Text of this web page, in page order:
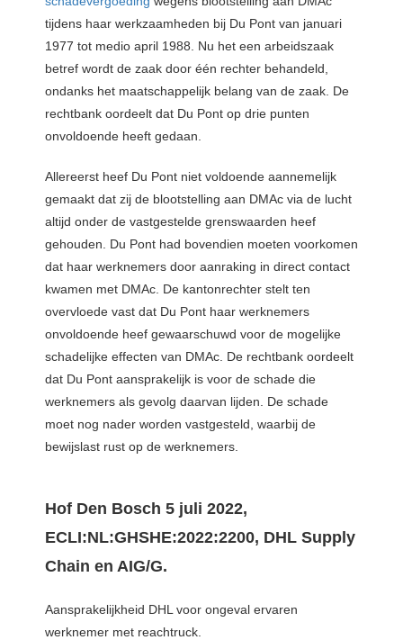
tijdens haar werkzaamheden bij Du Pont van januari
1977 tot medio april 1988. Nu het een arbeidszaak
betref wordt de zaak door één rechter behandeld,
ondanks het maatschappelijk belang van de zaak. De
rechtbank oordeelt dat Du Pont op drie punten
onvoldoende heeft gedaan.
Allereerst heef Du Pont niet voldoende aannemelijk
gemaakt dat zij de blootstelling aan DMAc via de lucht
altijd onder de vastgestelde grenswaarden heef
gehouden. Du Pont had bovendien moeten voorkomen
dat haar werknemers door aanraking in direct contact
kwamen met DMAc. De kantonrechter stelt ten
overvloede vast dat Du Pont haar werknemers
onvoldoende heef gewaarschuwd voor de mogelijke
schadelijke effecten van DMAc. De rechtbank oordeelt
dat Du Pont aansprakelijk is voor de schade die
werknemers als gevolg daarvan lijden. De schade
moet nog nader worden vastgesteld, waarbij de
bewijslast rust op de werknemers.
Hof Den Bosch 5 juli 2022,
ECLI:NL:GHSHE:2022:2200, DHL Supply
Chain en AIG/G.
Aansprakelijkheid DHL voor ongeval ervaren
werknemer met reachtruck.